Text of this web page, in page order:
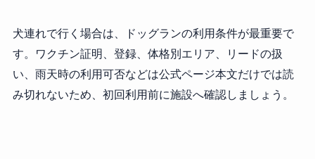
犬連れで行く場合は、ドッグランの利用条件が最重要で
す。ワクチン証明、登録、体格別エリア、リードの扱
い、雨天時の利用可否などは公式ページ本文だけでは読
み切れないため、初回利用前に施設へ確認しましょう。